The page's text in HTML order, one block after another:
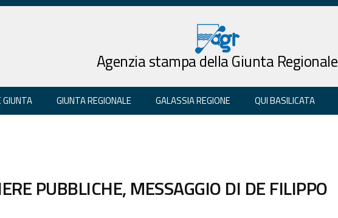
Agenzia stampa della Giunta Regionale
GIUNTA GIUNTA REGIONALE GALASSIA REGIONE QUI BASILICATA
PUBBLICHE, MESSAGGIO DI DE FILIPPO